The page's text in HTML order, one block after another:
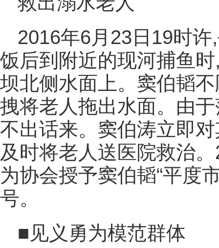
2016年6月23日19时
饭后到附近的现河捕鱼
坝北侧水面上。窦伯韬
拽将老人拖出水面。由
不出话来。窦伯涛立即
及时将老人送医院救治
为协会授予窦伯韬“平度
号。
■见义勇为模范群体